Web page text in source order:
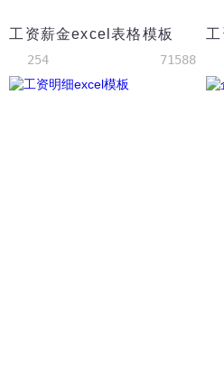
工资薪金excel表格模板
254 71588